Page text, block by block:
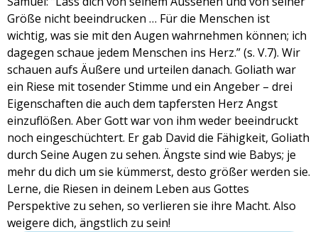
Größe nicht beeindrucken … Für die Menschen ist
wichtig, was sie mit den Augen wahrnehmen können; ich
dagegen schaue jedem Menschen ins Herz.” (s. V.7). Wir
schauen aufs Äußere und urteilen danach. Goliath war
ein Riese mit tosender Stimme und ein Angeber – drei
Eigenschaften die auch dem tapfersten Herz Angst
einzuflößen. Aber Gott war von ihm weder beeindruckt
noch eingeschüchtert. Er gab David die Fähigkeit, Goliath
durch Seine Augen zu sehen. Ängste sind wie Babys; je
mehr du dich um sie kümmerst, desto größer werden sie.
Lerne, die Riesen in deinem Leben aus Gottes
Perspektive zu sehen, so verlieren sie ihre Macht. Also
weigere dich, ängstlich zu sein!